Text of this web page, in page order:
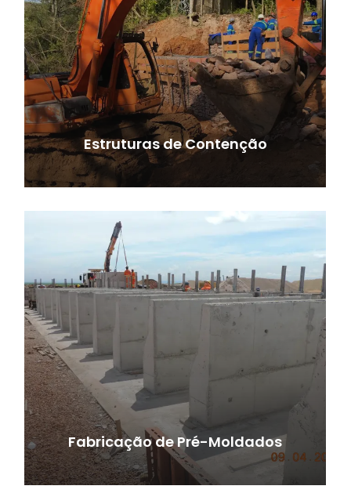
Estruturas de Contenção
Fabricação de Pré-Moldados